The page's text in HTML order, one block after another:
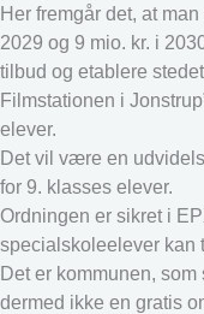
Her fremgår det, at
2029 og 9 mio. kr. i
tilbud og etablere
Filmstationen i
elever.
Det vil være en
for 9. klasses elever.
Ordningen er sikret i
specialskoleelever kan
Det er kommunen,
dermed ikke en gratis